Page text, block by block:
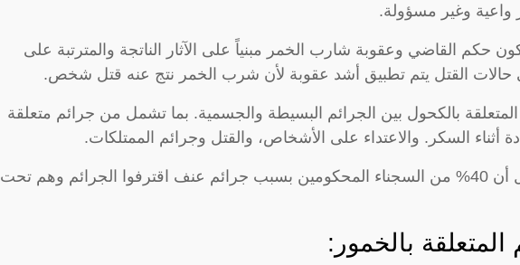
واعية وغير مسؤولة.
حكم القاضي وعقوبة شارب الخمر مبنياً على الآثار الناتجة والمترتبة على
القتل يتم تطبيق أشد عقوبة لأن شرب الخمر نتج عنه قتل شخص.
المتعلقة بالكحول بين الجرائم البسيطة والجسمية. بما تشمل من جرائم متعلقة
أثناء السكر. والاعتداء على الأشخاص، والقتل وجرائم الممتلكات.
وهناك إحصائية تقول أن 40% من السجناء المحكومين بسبب جرائم عنف اقترفوا الجرائم وهم تحت
المتعلقة بالخمور: